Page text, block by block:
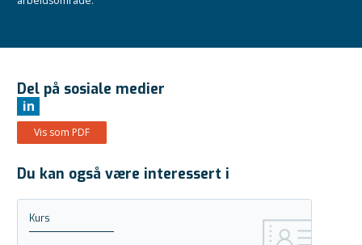
Del på sosiale medier
in
Vis som PDF
Du kan også være interessert i
Kurs